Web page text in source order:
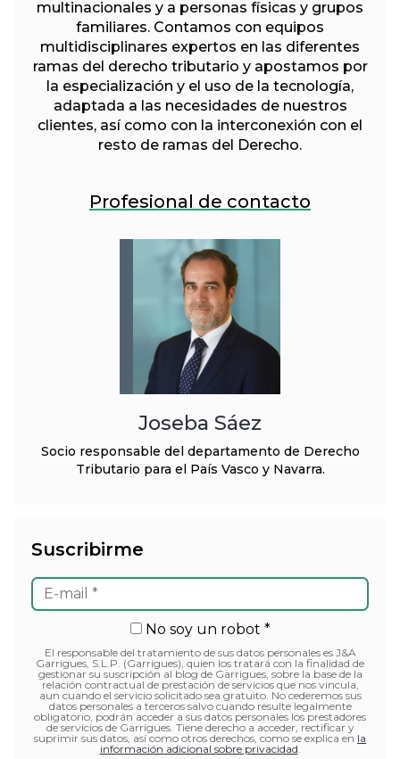
multinacionales y a personas físicas y grupos
familiares. Contamos con equipos
multidisciplinares expertos en las diferentes
ramas del derecho tributario y apostamos por
la especialización y el uso de la tecnología,
adaptada a las necesidades de nuestros
clientes, así como con la interconexión con el
resto de ramas del Derecho.
Profesional de contacto
Joseba Sáez
Socio responsable del departamento de Derecho
Tributario para el País Vasco y Navarra.
Suscribirme
No soy un robot *
El responsable del tratamiento de sus datos personales es J&A
Garrigues, S.L.P. (Garrigues), quien los tratará con la finalidad de
gestionar su suscripción al blog de Garrigues, sobre la base de la
relación contractual de prestación de servicios que nos vincula,
aun cuando el servicio solicitado sea gratuito. No cederemos sus
datos personales a terceros salvo cuando resulte legalmente
obligatorio, podrán acceder a sus datos personales los prestadores
de servicios de Garrigues. Tiene derecho a acceder, rectificar y
suprimir sus datos, así como otros derechos, como se explica en la
información adicional sobre privacidad